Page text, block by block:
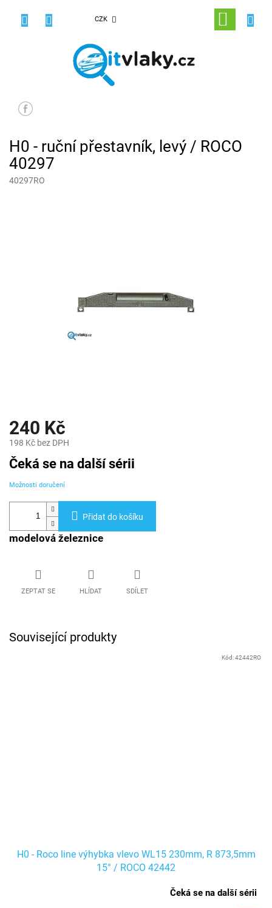
CZK
NÁKUPNÍ
KOŠÍK
H0 - ruční přestavník, levý / ROCO
40297
40297RO
240 Kč
198 Kč bez DPH
Měrná
cena:
Čeká se na další sérii
Možnosti doručení
Přidat do košíku
modelová železnice
ZEPTAT SE HLÍDAT SDÍLET
Související produkty
H0 - Roco line výhybka vlevo WL15 230mm, R 873,5mm
15° / ROCO 42442
Čeká se na další sérii
Kód:42442RO